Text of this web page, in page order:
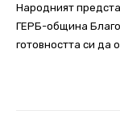
Народният
ГЕРБ-община
готовността си да